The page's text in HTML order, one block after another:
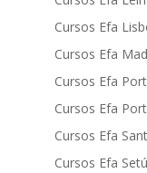
Cursos Efa
Cursos Efa
Cursos Efa
Cursos Efa
Cursos Efa
Cursos Efa